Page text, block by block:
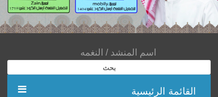
بحث
القائمة الرئيسية